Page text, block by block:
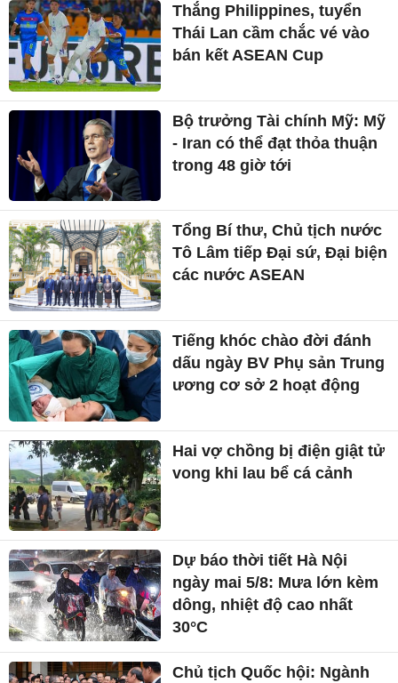
Thắng Philippines, tuyển
Thái Lan cầm chắc vé vào
bán kết ASEAN Cup
Bộ trưởng Tài chính Mỹ: Mỹ
- Iran có thể đạt thỏa thuận
trong 48 giờ tới
Tổng Bí thư, Chủ tịch nước
Tô Lâm tiếp Đại sứ, Đại biện
các nước ASEAN
Tiếng khóc chào đời đánh
dấu ngày BV Phụ sản Trung
ương cơ sở 2 hoạt động
Hai vợ chồng bị điện giật tử
vong khi lau bể cá cảnh
Dự báo thời tiết Hà Nội
ngày mai 5/8: Mưa lớn kèm
dông, nhiệt độ cao nhất
30°C
Chủ tịch Quốc hội: Ngành